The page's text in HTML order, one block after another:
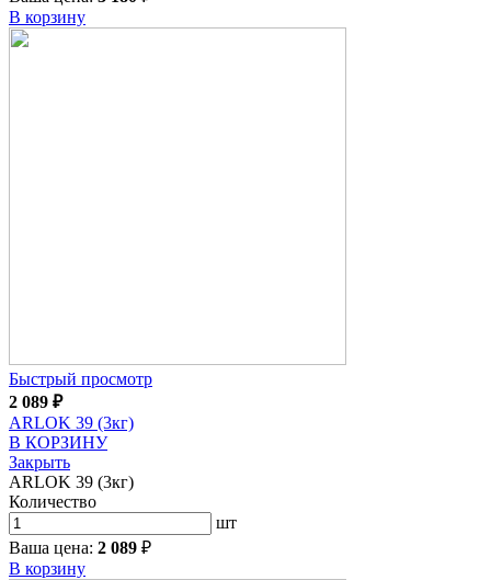
В корзину
Быстрый просмотр
2 089 ₽
ARLOK 39 (3кг)
В КОРЗИНУ
Закрыть
ARLOK 39 (3кг)
Количество
шт
Ваша цена: 2 089 ₽
В корзину